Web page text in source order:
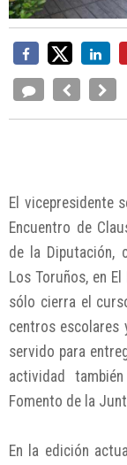
El vicepresidente
Encuentro de
de la Diputación,
Los Toruños, en
sólo cierra el
centros escolares
servido para
actividad
Fomento de la
En la edición